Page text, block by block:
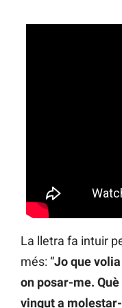
La lletra fa intuir
més: “Jo que
on posar-me.
vingut a